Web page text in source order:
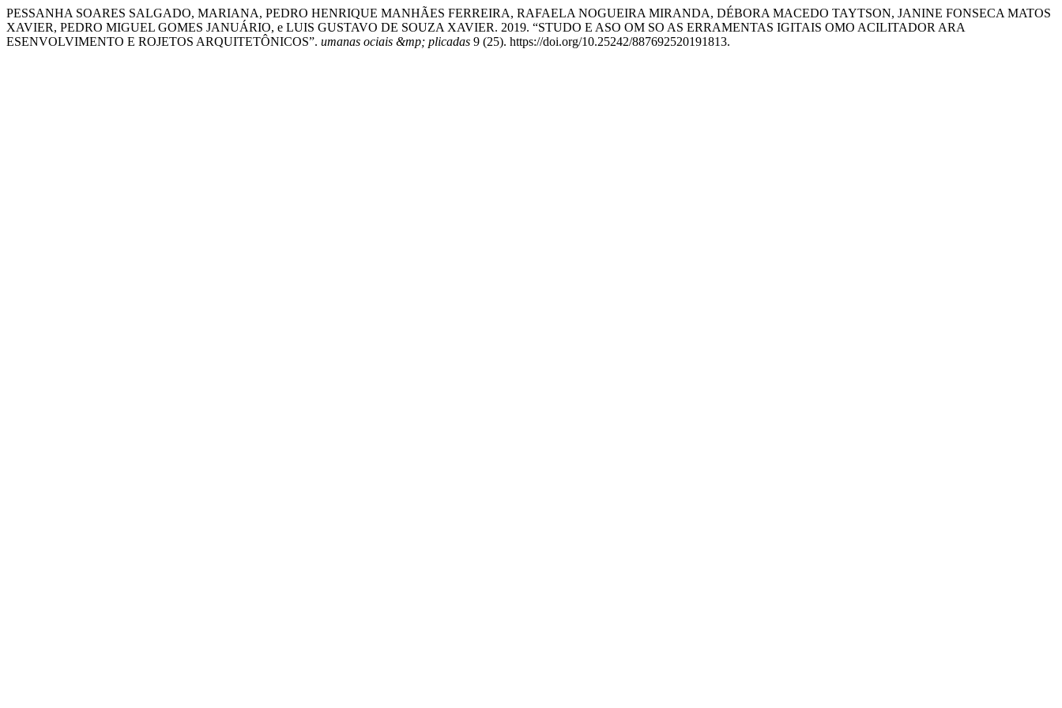
PESSANHA SOARES SALGADO, MARIANA, PEDRO HENRIQUE MANHÃES FERREIRA, RAFAELA NOGUEIRA MIRANDA, DÉBORA MACEDO TAYTSON, JANINE FONSECA MATOS
XAVIER, PEDRO MIGUEL GOMES JANUÁRIO, e LUIS GUSTAVO DE SOUZA XAVIER. 2019. “STUDO E ASO OM SO AS ERRAMENTAS IGITAIS OMO ACILITADOR ARA
ESENVOLVIMENTO E ROJETOS ARQUITETÔNICOS”. umanas ociais &mp; plicadas 9 (25). https://doi.org/10.25242/887692520191813.